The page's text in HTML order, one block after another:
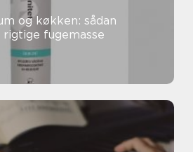
og køkken: sådan
fugemasse